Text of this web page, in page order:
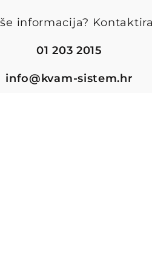
informacija?
01 203 2015
info@kvam-sistem.hr